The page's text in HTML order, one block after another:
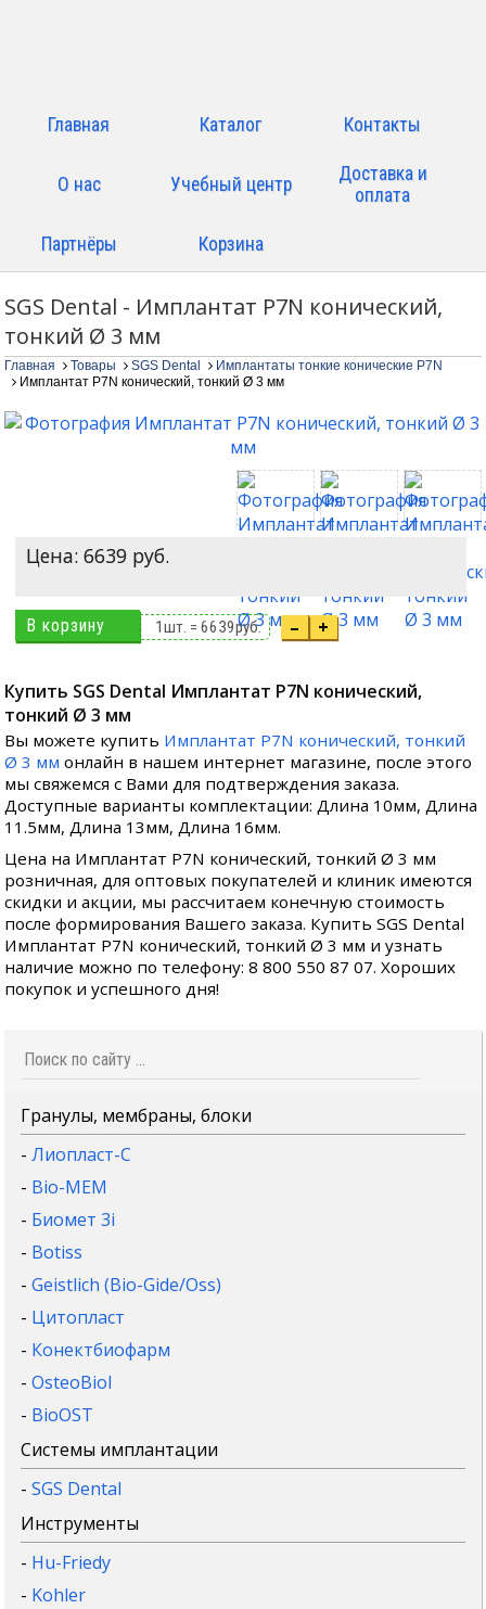
Главная Каталог Контакты
О нас Учебный центр
Доставка и
оплата
Партнёры Корзина
SGS Dental - Имплантат P7N конический,
тонкий Ø 3 мм
Главная Товары SGS Dental
Имплантаты тонкие конические P7N
Имплантат P7N конический, тонкий Ø 3 мм
Цена:6639 руб.
В корзину 1шт. =6639руб. – +
Купить SGS Dental Имплантат P7N конический,
тонкий Ø 3 мм
Вы можете купить Имплантат P7N конический, тонкий
Ø 3 мм онлайн в нашем интернет магазине, после этого
мы свяжемся с Вами для подтверждения заказа.
Доступные варианты комплектации: Длина 10мм, Длина
11.5мм, Длина 13мм, Длина 16мм.
Цена на Имплантат P7N конический, тонкий Ø 3 мм
розничная, для оптовых покупателей и клиник имеются
скидки и акции, мы рассчитаем конечную стоимость
после формирования Вашего заказа. Купить SGS Dental
Имплантат P7N конический, тонкий Ø 3 мм и узнать
наличие можно по телефону: 8 800 550 87 07. Хороших
покупок и успешного дня!
Гранулы, мембраны, блоки
-Лиопласт-С
- Bio-MEM
- Биомет 3i
- Botiss
-Geistlich (Bio-Gide/Oss)
- Цитопласт
- Конектбиофарм
-OsteoBiol
- BioOST
Системы имплантации
-SGS Dental
Инструменты
- Hu-Friedy
- Kohler